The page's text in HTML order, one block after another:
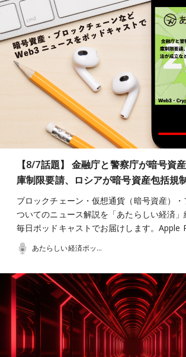
【8/7話題】 金融庁と警察庁が暗号資
庫制限要請、ロシアが暗号資産包括規
ブロックチェーン・仮想通貨（暗号資産）
ついてのニュース解説を「あたらしい経済」
毎日ポッドキャストでお届けします。
あたらしい経済ポッドキャスト